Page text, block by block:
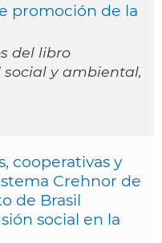
promoción de la
del libro
y ambiental,
cooperativas y
Crehnor de
de Brasil
social en la